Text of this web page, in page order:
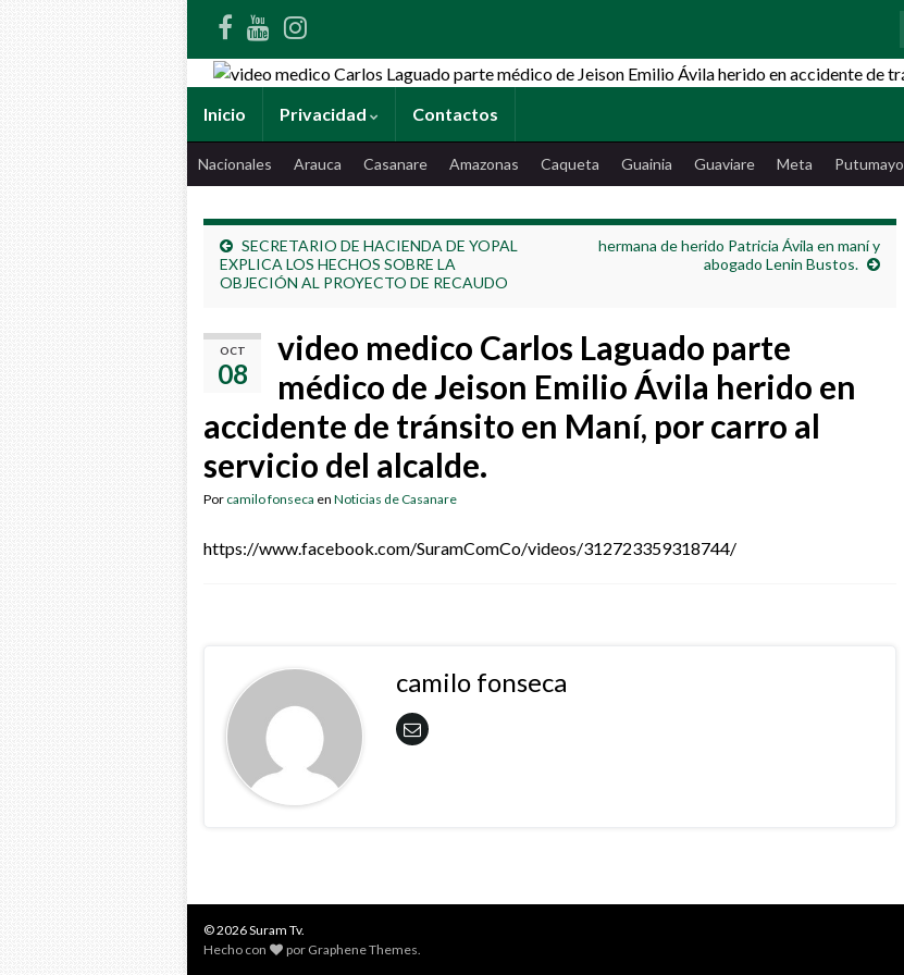
Inicio Privacidad Contactos
Nacionales Arauca Casanare Amazonas Caqueta Guainia Guaviare Meta Putumayo
SECRETARIO DE HACIENDA DE YOPAL
EXPLICA LOS HECHOS SOBRE LA
OBJECIÓN AL PROYECTO DE RECAUDO
hermana de herido Patricia Ávila en maní y
abogado Lenin Bustos.
OCT
08
video medico Carlos Laguado parte
médico de Jeison Emilio Ávila herido en
accidente de tránsito en Maní, por carro al
servicio del alcalde.
Por camilo fonseca en Noticias de Casanare
https://www.facebook.com/SuramComCo/videos/312723359318744/
camilo fonseca
© 2026 Suram Tv.
Hecho con
por Graphene Themes.